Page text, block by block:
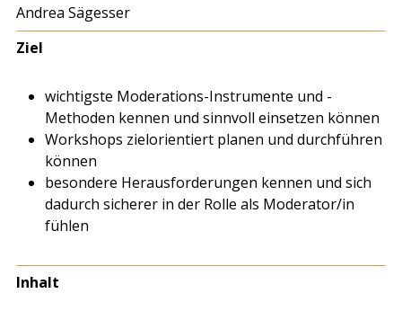
Andrea Sägesser
Ziel
wichtigste Moderations-Instrumente und -
Methoden kennen und sinnvoll einsetzen können
Workshops zielorientiert planen und durchführen
können
besondere Herausforderungen kennen und sich
dadurch sicherer in der Rolle als Moderator/in
fühlen
Inhalt